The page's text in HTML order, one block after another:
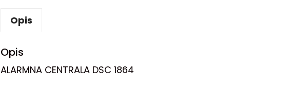
Opis
Opis
ALARMNA CENTRALA DSC 1864